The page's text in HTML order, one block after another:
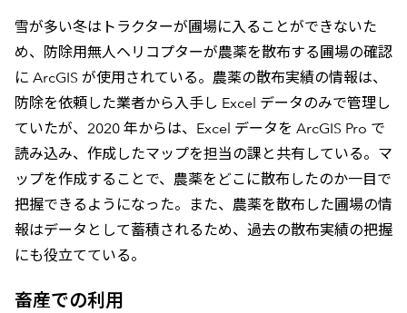
雪が多い冬はトラクターが圃場に入ることができないた
め、防除用無人ヘリコプターが農薬を散布する圃場の確認
に ArcGIS が使用されている。農薬の散布実績の情報は、
防除を依頼した業者から入手し Excel データのみで管理し
ていたが、2020 年からは、Excel データを ArcGIS Pro で
読み込み、作成したマップを担当の課と共有している。マ
ップを作成することで、農薬をどこに散布したのか一目で
把握できるようになった。また、農薬を散布した圃場の情
報はデータとして蓄積されるため、過去の散布実績の把握
にも役立てている。
畜産での利用